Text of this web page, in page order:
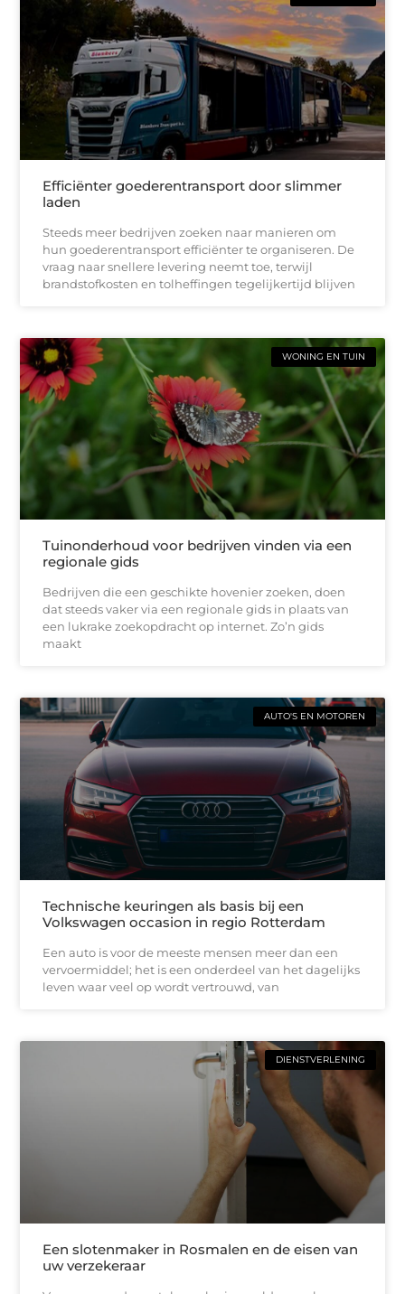
Efficiënter goederentransport door slimmer
laden
Steeds meer bedrijven zoeken naar manieren om
hun goederentransport efficiënter te organiseren. De
vraag naar snellere levering neemt toe, terwijl
brandstofkosten en tolheffingen tegelijkertijd blijven
WONING EN TUIN
Tuinonderhoud voor bedrijven vinden via een
regionale gids
Bedrijven die een geschikte hovenier zoeken, doen
dat steeds vaker via een regionale gids in plaats van
een lukrake zoekopdracht op internet. Zo’n gids
maakt
AUTO'S EN MOTOREN
Technische keuringen als basis bij een
Volkswagen occasion in regio Rotterdam
Een auto is voor de meeste mensen meer dan een
vervoermiddel; het is een onderdeel van het dagelijks
leven waar veel op wordt vertrouwd, van
DIENSTVERLENING
Een slotenmaker in Rosmalen en de eisen van
uw verzekeraar